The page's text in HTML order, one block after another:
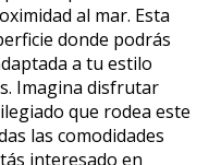
al mar. Esta
donde podrás
a tu estilo
Imagina disfrutar
que rodea este
las comodidades
interesado en